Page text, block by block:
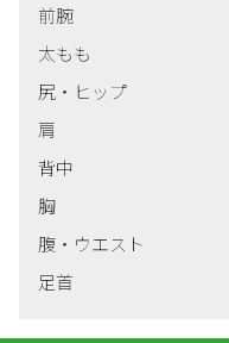
前腕
太もも
尻・ヒップ
肩
背中
胸
腹・ウエスト
足首